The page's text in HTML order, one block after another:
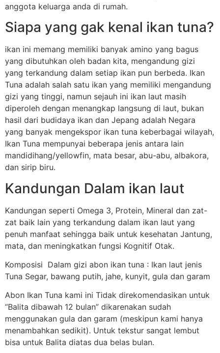
anggota keluarga anda di rumah.
Siapa yang gak kenal ikan tuna?
ikan ini memang memiliki banyak amino yang bagus
yang dibutuhkan oleh badan kita, mengandung gizi
yang terkandung dalam setiap ikan pun berbeda. Ikan
Tuna adalah salah satu ikan yang memiliki mengandung
gizi yang tinggi, namun sejauh ini ikan laut masih
diperoleh dengan menangkap langsung di laut, bukan
hasil dari budidaya ikan dan Jepang adalah Negara
yang banyak mengekspor ikan tuna keberbagai wilayah,
Ikan Tuna mempunyai beberapa jenis antara lain
mandidihang/yellowfin, mata besar, abu-abu, albakora,
dan sirip biru.
Kandungan Dalam ikan laut
Kandungan seperti Omega 3, Protein, Mineral dan zat-
zat baik lain yang terkandung dalam ikan laut yang
penuh manfaat sehingga baik untuk kesehatan Jantung,
mata, dan meningkatkan fungsi Kognitif Otak.
Komposisi Dalam gizi abon ikan tuna : Ikan laut jenis
Tuna Segar, bawang putih, jahe, kunyit, gula dan garam
Abon Ikan Tuna kami ini Tidak direkomendasikan untuk
“Balita dibawah 12 bulan” dikarenakan sudah
menggunakan gula dan garam (meskipun kami hanya
menambahkan sedikit). Untuk tekstur sangat lembut
bisa untuk Balita diatas dua belas bulan.